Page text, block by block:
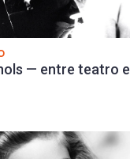
— entre teatro e